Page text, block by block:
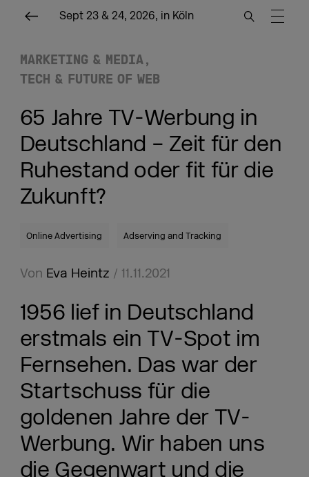
Sept 23 & 24, 2026, in Köln
MARKETING & MEDIA
TECH & FUTURE OF WEB
65 Jahre TV-Werbung in
Deutschland – Zeit für den
Ruhestand oder fit für die
Zukunft?
Online Advertising Adserving and Tracking
Von Eva Heintz / 11.11.2021
1956 lief in Deutschland
erstmals ein TV-Spot im
Fernsehen. Das war der
Startschuss für die
goldenen Jahre der TV-
Werbung. Wir haben uns
die Gegenwart und die